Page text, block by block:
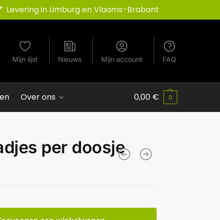
Levering in Limburg en Vlaams-Brabant
Mijn lijst Nieuws Mijn account FAQ
Over ons 0,00 € 0
per doosje